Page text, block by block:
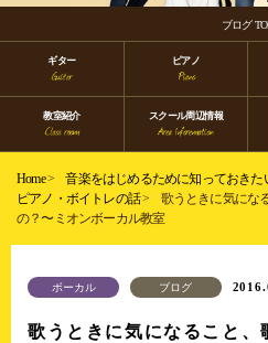
ブログ
ギター ピアノ
教室紹介 スクール周辺情報
Home>
音楽をはじめるために知っておきた
ピアノ・ボイトレの話>
歌うときに気にな
の？〜ミオンボーカル教室
ボーカル ブログ
歌うときに気になること、